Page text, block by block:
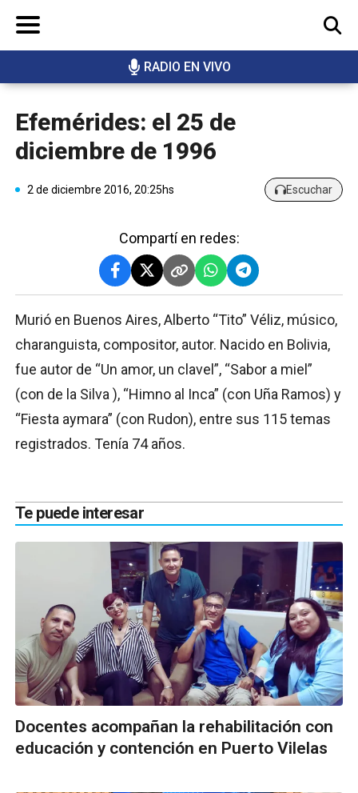
RADIO EN VIVO
BUSCAR
Efemérides: el 25 de
diciembre de 1996
2 de diciembre 2016, 20:25hs Escuchar
Compartí en redes:
Murió en Buenos Aires, Alberto “Tito” Véliz, músico,
charanguista, compositor, autor. Nacido en Bolivia,
fue autor de “Un amor, un clavel”, “Sabor a miel”
(con de la Silva ), “Himno al Inca” (con Uña Ramos) y
“Fiesta aymara” (con Rudon), entre sus 115 temas
registrados. Tenía 74 años.
Te puede interesar
Docentes acompañan la rehabilitación con
educación y contención en Puerto Vilelas